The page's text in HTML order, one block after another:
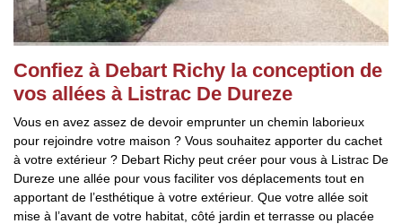
Confiez à Debart Richy la conception de
vos allées à Listrac De Dureze
Vous en avez assez de devoir emprunter un chemin laborieux
pour rejoindre votre maison ? Vous souhaitez apporter du cachet
à votre extérieur ? Debart Richy peut créer pour vous à Listrac De
Dureze une allée pour vous faciliter vos déplacements tout en
apportant de l’esthétique à votre extérieur. Que votre allée soit
mise à l’avant de votre habitat, côté jardin et terrasse ou placée